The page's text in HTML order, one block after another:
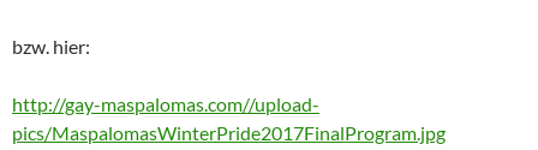
bzw. hier:
http://gay-maspalomas.com//upload-
pics/MaspalomasWinterPride2017FinalProgram.jpg